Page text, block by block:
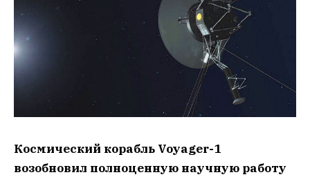
Космический корабль Voyager-1
возобновил полноценную научную работу